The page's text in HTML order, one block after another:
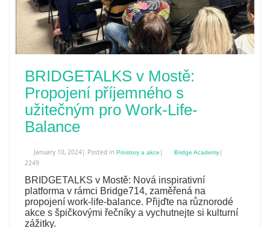
BRIDGETALKS v Mostě:
Propojení příjemného s
užitečným pro Work-Life-
Balance
January 10, 2024| Posted in Prostory a akce | Bridge Academy|
2249
BRIDGETALKS v Mostě: Nová inspirativní
platforma v rámci Bridge714, zaměřená na
propojení work-life-balance. Přijďte na různorodé
akce s špičkovými řečníky a vychutnejte si kulturní
zážitky.